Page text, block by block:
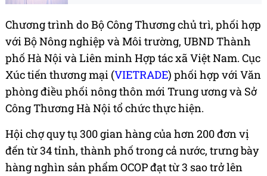
Chương trình do Bộ Công Thương chủ trì, phối hợp
với Bộ Nông nghiệp và Môi trường, UBND Thành
phố Hà Nội và Liên minh Hợp tác xã Việt Nam. Cục
Xúc tiến thương mại (VIETRADE) phối hợp với Văn
phòng điều phối nông thôn mới Trung ương và Sở
Công Thương Hà Nội tổ chức thực hiện.
Hội chợ quy tụ 300 gian hàng của hơn 200 đơn vị
đến từ 34 tỉnh, thành phố trong cả nước, trưng bày
hàng nghìn sản phẩm OCOP đạt từ 3 sao trở lên